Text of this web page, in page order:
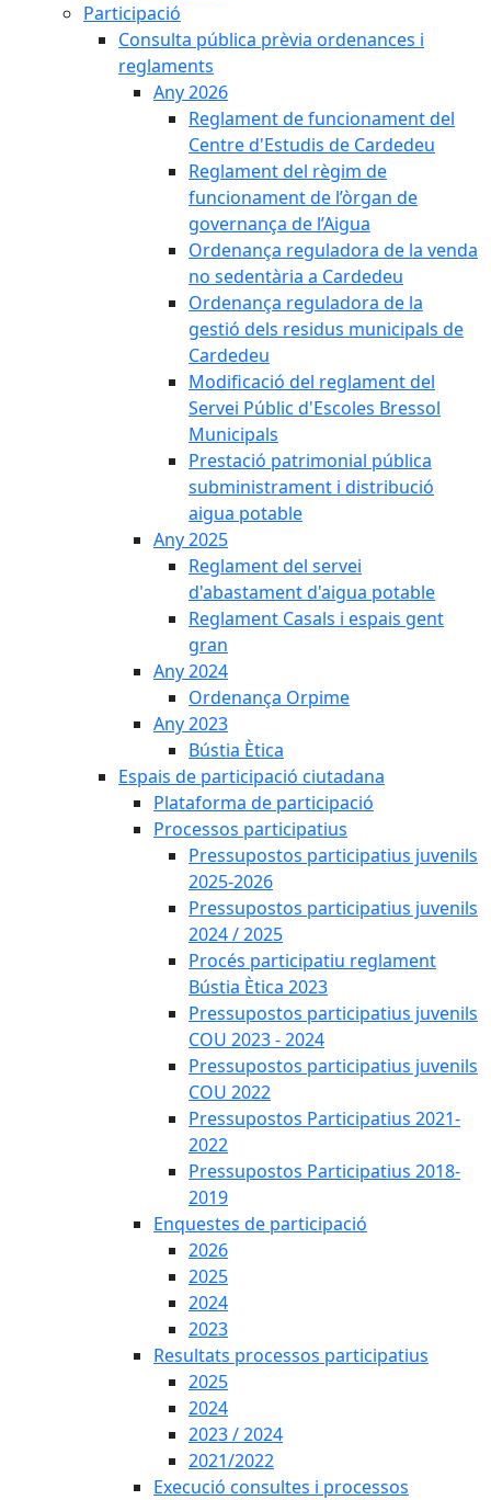
Participació
Consulta pública prèvia ordenances i
reglaments
Any 2026
Reglament de funcionament del
Centre d'Estudis de Cardedeu
Reglament del règim de
funcionament de l’òrgan de
governança de l’Aigua
Ordenança reguladora de la venda
no sedentària a Cardedeu
Ordenança reguladora de la
gestió dels residus municipals de
Cardedeu
Modificació del reglament del
Servei Públic d'Escoles Bressol
Municipals
Prestació patrimonial pública
subministrament i distribució
aigua potable
Any 2025
Reglament del servei
d'abastament d'aigua potable
Reglament Casals i espais gent
gran
Any 2024
Ordenança Orpime
Any 2023
Bústia Ètica
Espais de participació ciutadana
Plataforma de participació
Processos participatius
Pressupostos participatius juvenils
2025-2026
Pressupostos participatius juvenils
2024 / 2025
Procés participatiu reglament
Bústia Ètica 2023
Pressupostos participatius juvenils
COU 2023 - 2024
Pressupostos participatius juvenils
COU 2022
Pressupostos Participatius 2021-
2022
Pressupostos Participatius 2018-
2019
Enquestes de participació
2026
2025
2024
2023
Resultats processos participatius
2025
2024
2023 / 2024
2021/2022
Execució consultes i processos